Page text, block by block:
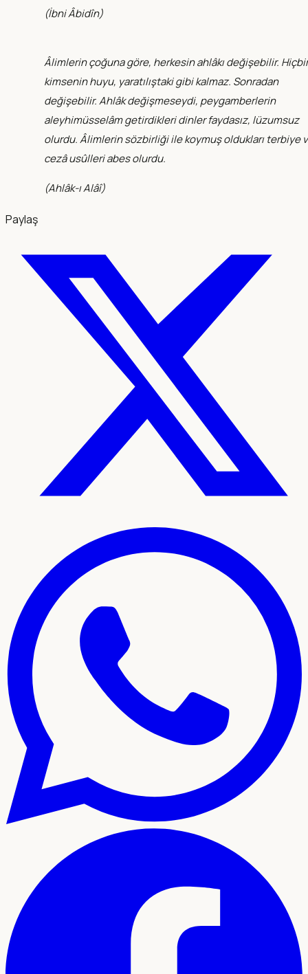
(İbni Âbidîn)
Âlimlerin çoğuna göre, herkesin ahlâkı değişebilir. Hiçbir
kimsenin huyu, yaratılıştaki gibi kalmaz. Sonradan
değişebilir. Ahlâk değişmeseydi, peygamberlerin
aleyhimüsselâm getirdikleri dinler faydasız, lüzumsuz
olurdu. Âlimlerin sözbirliği ile koymuş oldukları terbiye
cezâ usûlleri abes olurdu.
(Ahlâk-ı Alâî)
Paylaş